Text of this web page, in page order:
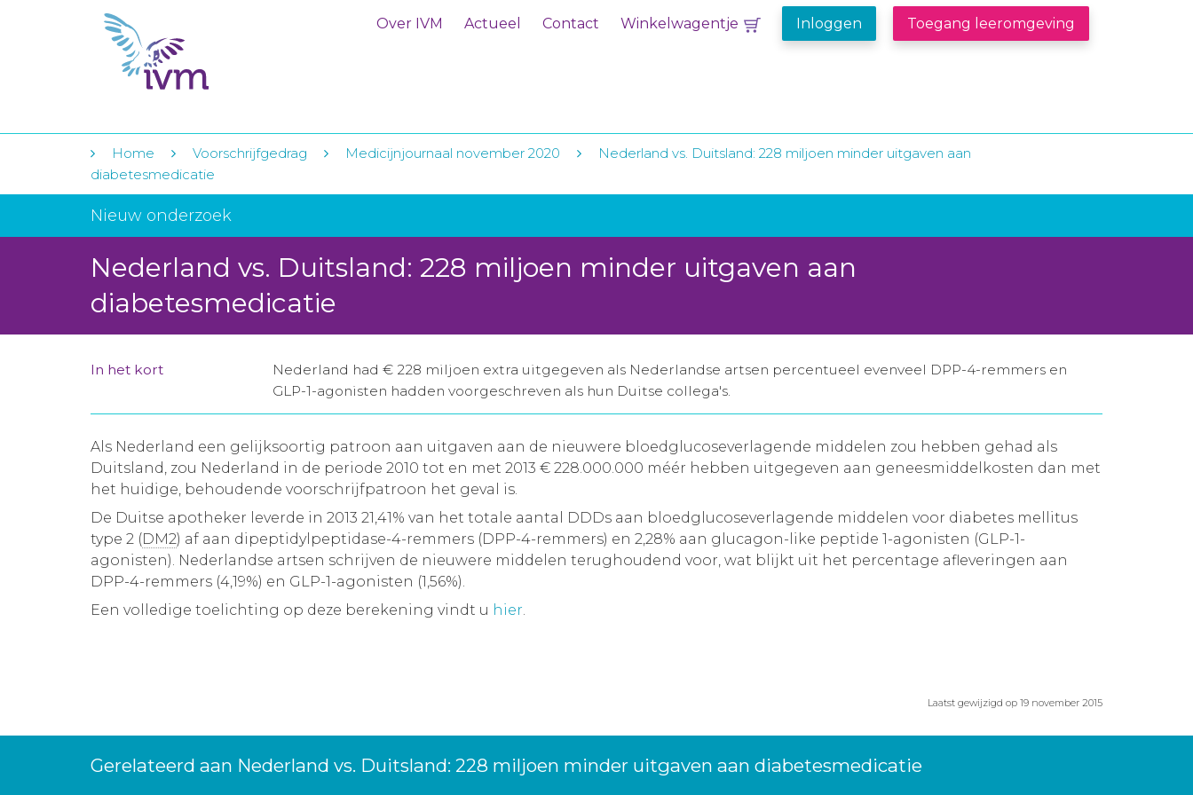
Over IVM Actueel Contact Winkelwagentje Inloggen Toegang leeromgeving
Home Voorschrijfgedrag Medicijnjournaal november 2020
Nederland vs. Duitsland: 228 miljoen minder uitgaven aan
diabetesmedicatie
Nieuw onderzoek
Nederland vs. Duitsland: 228 miljoen minder uitgaven aan
diabetesmedicatie
In het kort
Nederland had € 228 miljoen extra uitgegeven als Nederlandse artsen percentueel evenveel DPP-4-remmers en
GLP-1-agonisten hadden voorgeschreven als hun Duitse collega's.
Als Nederland een gelijksoortig patroon aan uitgaven aan de nieuwere bloedglucoseverlagende middelen zou hebben gehad als
Duitsland, zou Nederland in de periode 2010 tot en met 2013 € 228.000.000 méér hebben uitgegeven aan geneesmiddelkosten dan met
het huidige, behoudende voorschrijfpatroon het geval is.
De Duitse apotheker leverde in 2013 21,41% van het totale aantal DDDs aan bloedglucoseverlagende middelen voor diabetes mellitus
type 2 (DM2) af aan dipeptidylpeptidase-4-remmers (DPP-4-remmers) en 2,28% aan glucagon-like peptide 1-agonisten (GLP-1-
agonisten). Nederlandse artsen schrijven de nieuwere middelen terughoudend voor, wat blijkt uit het percentage afleveringen aan
DPP-4-remmers (4,19%) en GLP-1-agonisten (1,56%).
Een volledige toelichting op deze berekening vindt u hier.
Laatst gewijzigd op 19 november 2015
Gerelateerd aan Nederland vs. Duitsland: 228 miljoen minder uitgaven aan diabetesmedicatie